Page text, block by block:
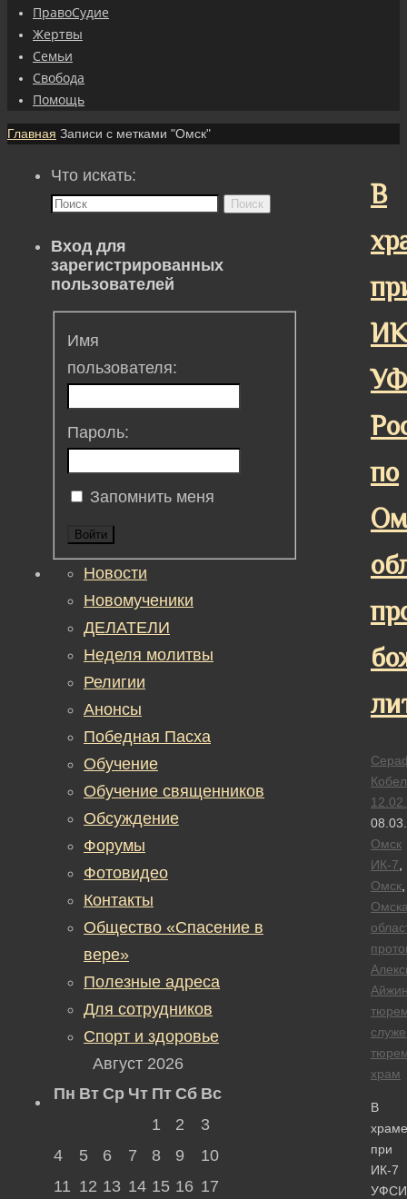
ПравоСудие
Жертвы
Семьи
Свобода
Помощь
Главная Записи с метками "Омск"
В
по
Омск
ИК-7
Омск
храм
В
храме
при
ИК-7
Что искать:
Поиск
Вход для
зарегистрированных
пользователей
Имя
пользователя:
Пароль:
Запомнить меня
Войти
Новости
Новомученики
ДЕЛАТЕЛИ
Неделя молитвы
Религии
Анонсы
Победная Пасха
Обучение
Обучение священников
Обсуждение
Форумы
Фотовидео
Контакты
Общество «Спасение в
вере»
Полезные адреса
Для сотрудников
Спорт и здоровье
Август 2026
Пн Вт Ср Чт Пт Сб Вс
1
2
3
4
5 6 7 8 9
10
11 12 13 14 15 16 17